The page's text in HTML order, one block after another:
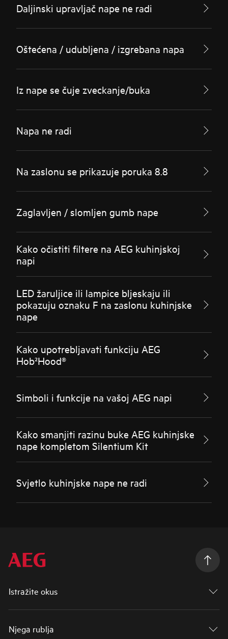
Daljinski upravljač nape ne radi
Oštećena / udubljena / izgrebana napa
Iz nape se čuje zveckanje/buka
Napa ne radi
Na zaslonu se prikazuje poruka 8.8
Zaglavljen / slomljen gumb nape
Kako očistiti filtere na AEG kuhinjskoj
napi
LED žaruljice ili lampice bljeskaju ili
pokazuju oznaku F na zaslonu kuhinjske
nape
Kako upotrebljavati funkciju AEG
Hob²Hood®
Simboli i funkcije na vašoj AEG napi
Kako smanjiti razinu buke AEG kuhinjske
nape kompletom Silentium Kit
Svjetlo kuhinjske nape ne radi
Istražite okus
Njega rublja